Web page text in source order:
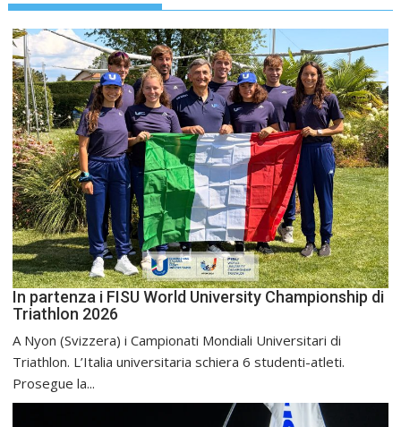
In partenza i FISU World University Championship di
Triathlon 2026
A Nyon (Svizzera) i Campionati Mondiali Universitari di
Triathlon. L’Italia universitaria schiera 6 studenti-atleti.
Prosegue la...